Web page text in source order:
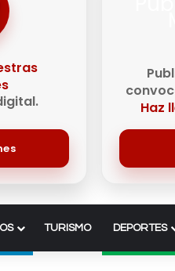
Haz
TURISMO DEPORTES